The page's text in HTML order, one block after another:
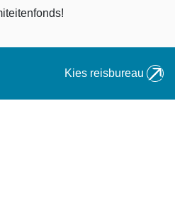
Kies reisbureau